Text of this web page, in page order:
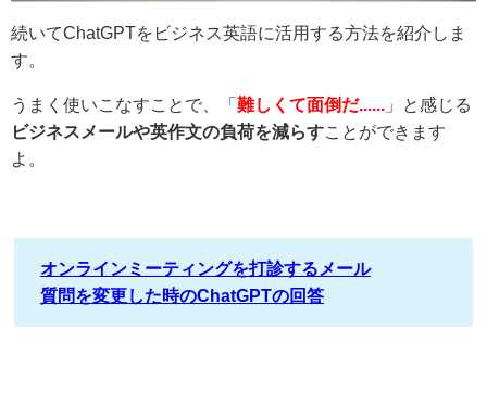
続いてChatGPTをビジネス英語に活用する方法を紹介しま
す。
うまく使いこなすことで、「 難しくて面倒だ...... 」と感じる
ビジネスメールや英作文の負荷を減らすことができます
よ。
オンラインミーティングを打診するメール
質問を変更した時のChatGPTの回答